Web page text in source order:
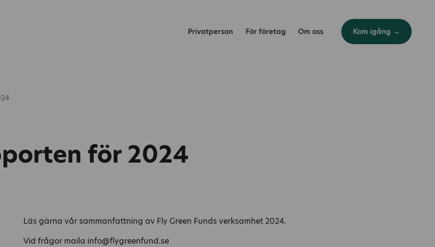
Privatperson För företag Om oss Kom igång
för 2024
Läs gärna vår sammanfattning av Fly Green Funds verksamhet 2024.
Vid frågor maila info@flygreenfund.se